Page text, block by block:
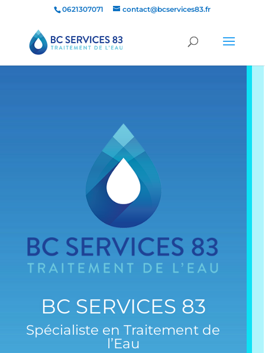
0621307071 contact@bcservices83.fr
BC SERVICES 83
Spécialiste en Traitement de
l’Eau